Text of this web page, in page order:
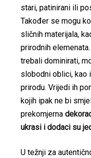
stari, patinirani ili
Također se mogu
sličnih materijala,
prirodnih
trebali dominirati,
slobodni oblici, kao
prirodu. Vrijedi ih
kojih ipak ne bi
prekomjerna
ukrasi i dodaci su
U težnji za